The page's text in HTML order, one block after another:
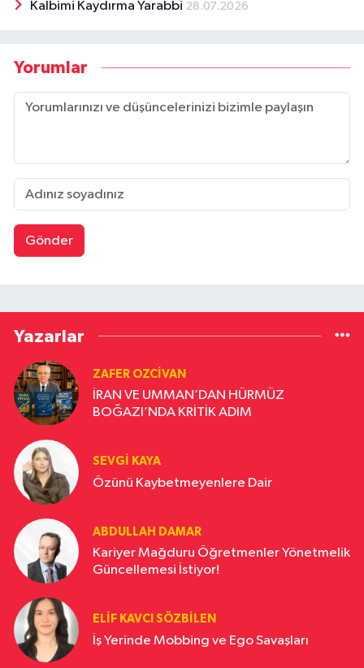
Kalbimi Kaydırma Yarabbi 28.07.2026
Yorumlar
Gönder
Yazarlar
ZAFER OZCIVAN
İRAN VE UMMAN’DAN HÜRMÜZ
BOĞAZI’NDA KRİTİK ADIM
SEVGI KAYA
Özünü Kaybetmeyenlere Dair
ABDULLAH DAMAR
Kariyer Mağduru Öğretmenler Yönetmelik
Güncellemesi İstiyor!
ELIF KAVCI SÖZBILEN
İş Yerinde Mobbing ve Ego Savaşları